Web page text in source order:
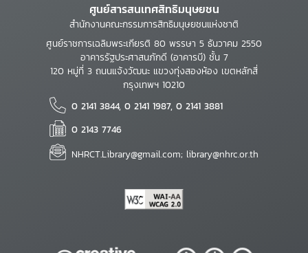
ศูนย์สารสนเทศสิทธิมนุษยชน
สำนักงานคณะกรรมการสิทธิมนุษยชนแห่งชาติ
ศูนย์ราชการเฉลิมพระเกียรติ 80 พรรษา 5 ธันวาคม 2550
อาคารรัฐประศาสนภักดี (อาคารบี) ชั้น 7
120 หมู่ที่ 3 ถนนแจ้งวัฒนะ แขวงทุ่งสองห้อง เขตหลักสี่
กรุงเทพฯ 10210
0 2141 3844, 0 2141 1987, 0 2141 3881
0 2143 7746
NHRCT.Library@gmail.com; library@nhrc.or.th